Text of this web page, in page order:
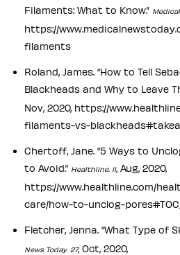
Filaments: What to Know.”
https://
filaments
Roland, James. “How to Tell
Blackheads and Why to Leave
Nov, 2020, https://
filaments-vs-
Chertoff, Jane. “5 Ways to
to Avoid.” Healthline. 11, Aug, 2020,
https://www.healthline.com/
care/how-to-unclog-
Fletcher, Jenna. “What Type of
News Today. 27, Oct, 2020,